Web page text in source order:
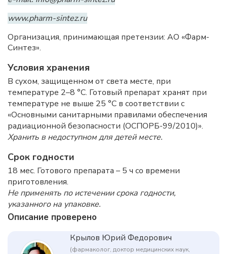
www.pharm-sintez.ru
Организация, принимающая претензии: АО «Фарм-
Синтез».
Условия хранения
В сухом, защищенном от света месте, при
температуре 2–8 °C. Готовый препарат хранят при
температуре не выше 25 °C в соответствии с
«Основными санитарными правилами обеспечения
радиационной безопасности (ОСПОРБ-99/2010)».
Хранить в недоступном для детей месте.
Срок годности
18 мес. Готового препарата – 5 ч со времени
приготовления.
Не применять по истечении срока годности,
указанного на упаковке.
Описание проверено
Крылов Юрий Федорович
(фармаколог, доктор медицинских наук,